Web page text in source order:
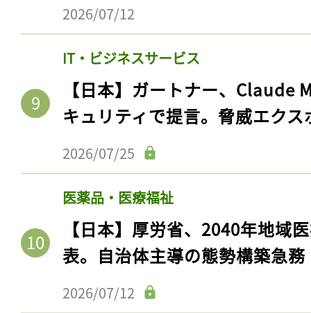
2026/07/12
IT・ビジネスサービス
【日本】ガートナー、Claude
キュリティで提言。脅威エク
2026/07/25
医薬品・医療福祉
【日本】厚労省、2040年地域
表。自治体主導の態勢構築急務
2026/07/12